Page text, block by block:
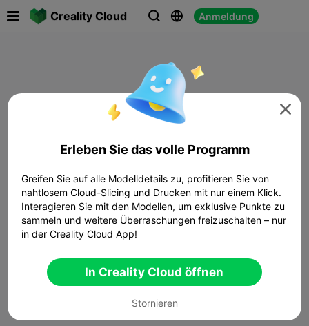
Creality Cloud   Anmeldung

Erleben Sie das volle Programm
Greifen Sie auf alle Modelldetails zu, profitieren Sie von
nahtlosem Cloud-Slicing und Drucken mit nur einem Klick.
Interagieren Sie mit den Modellen, um exklusive Punkte zu
sammeln und weitere Überraschungen freizuschalten – nur
in der Creality Cloud App!
In Creality Cloud öffnen
Stornieren